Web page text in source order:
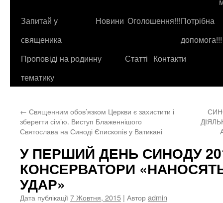
контенту
Запитай у
священика
Новини Оголошення!!!Потрібна
допомога!!!
Проповіді на родинну
тематику
Статті Контакти
← Священним обов’язком Церкви є захистити і
зберегти сім’ю. Виступ Блаженнішого
Святослава на Синоді Єпископів у Ватикані
У ПЕРШИЙ ДЕНЬ СИНОДУ
КОНСЕРВАТОРИ
УДАР»
Дата публікації7 Жовтня, 2015 | Авторadmin